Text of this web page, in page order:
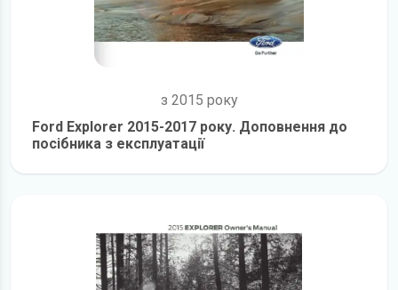
з 2015 року
Ford Explorer 2015-2017 року. Доповнення до
посібника з експлуатації